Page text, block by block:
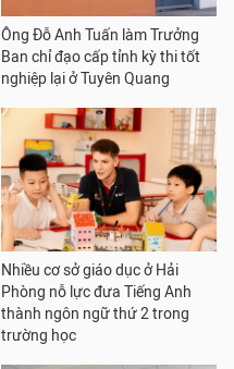
Ông Đỗ Anh Tuấn làm Trưởng
Ban chỉ đạo cấp tỉnh kỳ thi tốt
nghiệp lại ở Tuyên Quang
Nhiều cơ sở giáo dục ở Hải
Phòng nỗ lực đưa Tiếng Anh
thành ngôn ngữ thứ 2 trong
trường học